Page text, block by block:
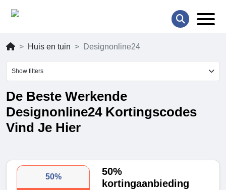
Huis en tuin Designonline24
Show filters
De Beste Werkende
Designonline24 Kortingscodes
Vind Je Hier
50%
50%
kortingaanbieding